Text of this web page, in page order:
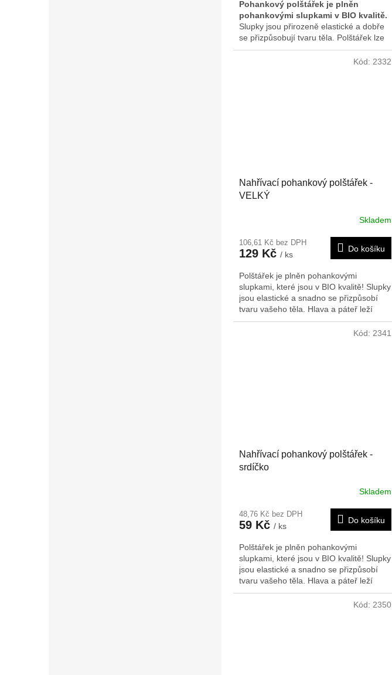
Pohankový polštářek je plněn
pohankovými slupkami v BIO kvalitě.
Slupky jsou přirozeně elastické a dobře
se přizpůsobují tvaru těla. Polštářek lze
nahřát na radiátoru, v mikrovlnné troubě
nebo na slunci. Po vychlazení v lednici
Nahřívací pohankový polštářek -
VELKÝ
Skladem
106,61 Kč bez DPH
129 Kč / ks
Do košíku
Polštářek je plněn pohankovými
slupkami, které jsou v BIO kvalitě! Slupky
jsou elastické a snadno se přizpůsobí
tvaru vašeho těla. Hlava a páteř leží
měkce a jsou celou noc optimálně
Kód: 2332
Nahřívací pohankový polštářek -
srdíčko
Skladem
48,76 Kč bez DPH
59 Kč / ks
Do košíku
Polštářek je plněn pohankovými
slupkami, které jsou v BIO kvalitě! Slupky
jsou elastické a snadno se přizpůsobí
tvaru vašeho těla. Hlava a páteř leží
měkce a jsou celou noc optimálně
Kód: 2341
Kód: 2350